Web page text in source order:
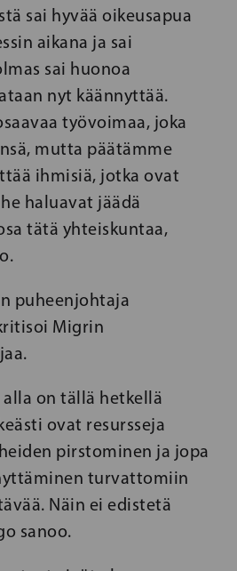
sai hyvää oikeusapua
aikana ja sai
sai huonoa
nyt käännyttää.
työvoimaa, joka
mutta päätämme
ihmisiä, jotka ovat
haluavat jäädä
tätä yhteiskuntaa,
puheenjohtaja
Migrin
alla on tällä hetkellä
ovat resursseja
pirstominen ja jopa
turvattomiin
Näin ei edistetä
sanoo.